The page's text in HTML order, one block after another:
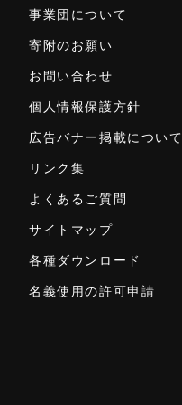
事業団について
寄附のお願い
お問い合わせ
個人情報保護方針
広告バナー掲載について
リンク集
よくあるご質問
サイトマップ
各種ダウンロード
名義使用の許可申請